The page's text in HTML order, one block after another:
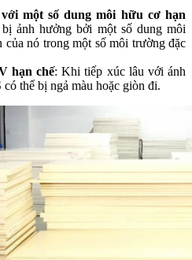
một số dung môi hữu cơ hạn
ảnh hưởng bởi một số dung môi
của nó trong một số môi trường đặc
hạn chế: Khi tiếp xúc lâu với ánh
thể bị ngả màu hoặc giòn đi.